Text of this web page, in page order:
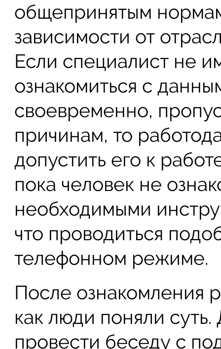
общепринятым
зависимости от
Если специалист не
ознакомиться с
своевременно,
причинам, то
допустить его к
пока человек не
необходимыми
что проводиться
телефонном режиме.
После ознакомления
как люди поняли
провести беседу с